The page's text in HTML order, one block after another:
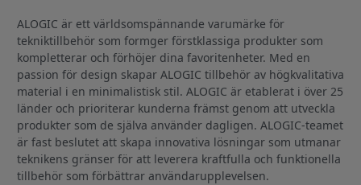
ALOGIC är ett världsomspännande varumärke för
tekniktillbehör som formger förstklassiga produkter som
kompletterar och förhöjer dina favoritenheter. Med en
passion för design skapar ALOGIC tillbehör av högkvalitativa
material i en minimalistisk stil. ALOGIC är etablerat i över 25
länder och prioriterar kunderna främst genom att utveckla
produkter som de själva använder dagligen. ALOGIC-teamet
är fast beslutet att skapa innovativa lösningar som utmanar
teknikens gränser för att leverera kraftfulla och funktionella
tillbehör som förbättrar användarupplevelsen.